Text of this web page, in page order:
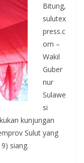
Bitung,
sulutex
press.c
om –
Wakil
Guber
nur
Sulawe
si
kunjungan
Sulut yang
siang.